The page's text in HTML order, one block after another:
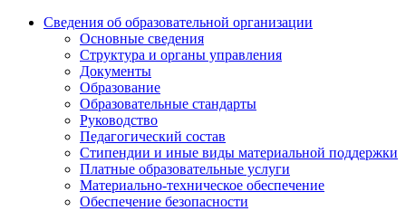
Сведения об образовательной организации
Основные сведения
Структура и органы управления
Документы
Образование
Образовательные стандарты
Руководство
Педагогический состав
Стипендии и иные виды материальной поддержки
Платные образовательные услуги
Материально-техническое обеспечение
Обеспечение безопасности